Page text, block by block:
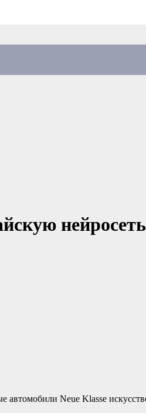
автомобили Neue Klasse